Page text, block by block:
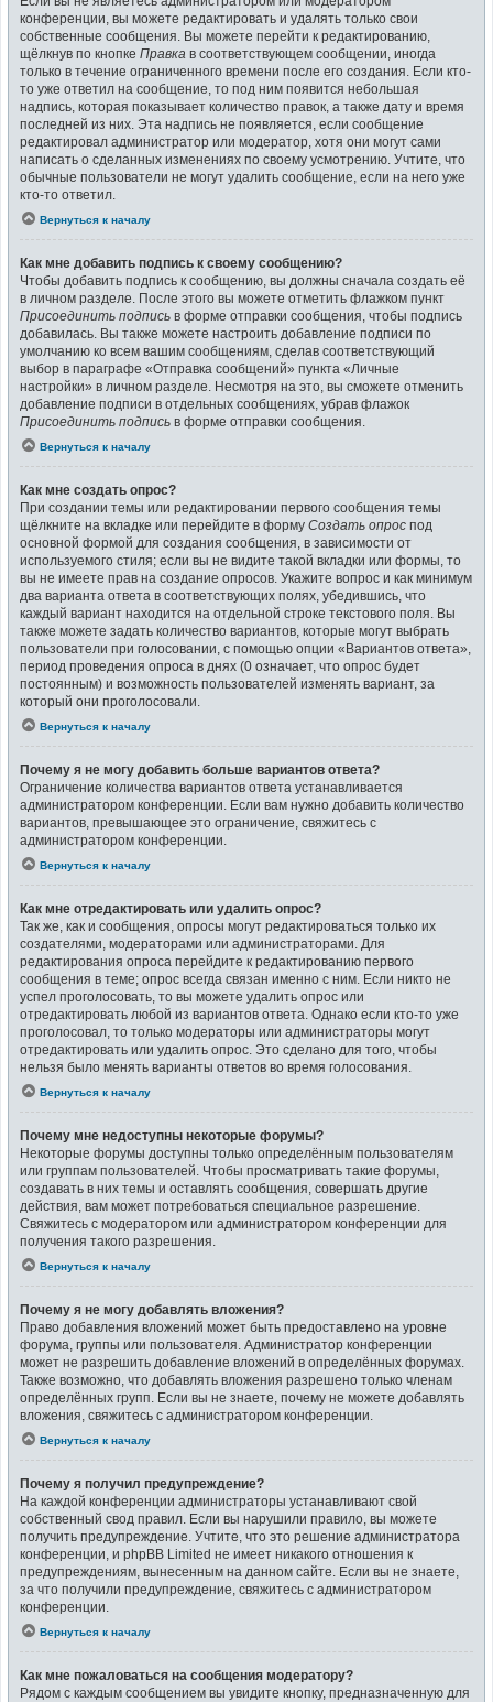
конференции, вы можете редактировать и удалять только свои
собственные сообщения. Вы можете перейти к редактированию,
щёлкнув по кнопке Правка в соответствующем сообщении, иногда
только в течение ограниченного времени после его создания. Если кто-
то уже ответил на сообщение, то под ним появится небольшая
надпись, которая показывает количество правок, а также дату и время
последней из них. Эта надпись не появляется, если сообщение
редактировал администратор или модератор, хотя они могут сами
написать о сделанных изменениях по своему усмотрению. Учтите, что
обычные пользователи не могут удалить сообщение, если на него уже
кто-то ответил.
Вернуться к началу
Как мне добавить подпись к своему сообщению?
Чтобы добавить подпись к сообщению, вы должны сначала создать её
в личном разделе. После этого вы можете отметить флажком пункт
Присоединить подпись в форме отправки сообщения, чтобы подпись
добавилась. Вы также можете настроить добавление подписи по
умолчанию ко всем вашим сообщениям, сделав соответствующий
выбор в параграфе «Отправка сообщений» пункта «Личные
настройки» в личном разделе. Несмотря на это, вы сможете отменить
добавление подписи в отдельных сообщениях, убрав флажок
Присоединить подпись в форме отправки сообщения.
Вернуться к началу
Как мне создать опрос?
При создании темы или редактировании первого сообщения темы
щёлкните на вкладке или перейдите в форму Создать опрос под
основной формой для создания сообщения, в зависимости от
используемого стиля; если вы не видите такой вкладки или формы, то
вы не имеете прав на создание опросов. Укажите вопрос и как минимум
два варианта ответа в соответствующих полях, убедившись, что
каждый вариант находится на отдельной строке текстового поля. Вы
также можете задать количество вариантов, которые могут выбрать
пользователи при голосовании, с помощью опции «Вариантов ответа»,
период проведения опроса в днях (0 означает, что опрос будет
постоянным) и возможность пользователей изменять вариант, за
который они проголосовали.
Вернуться к началу
Почему я не могу добавить больше вариантов ответа?
Ограничение количества вариантов ответа устанавливается
администратором конференции. Если вам нужно добавить количество
вариантов, превышающее это ограничение, свяжитесь с
администратором конференции.
Вернуться к началу
Как мне отредактировать или удалить опрос?
Так же, как и сообщения, опросы могут редактироваться только их
создателями, модераторами или администраторами. Для
редактирования опроса перейдите к редактированию первого
сообщения в теме; опрос всегда связан именно с ним. Если никто не
успел проголосовать, то вы можете удалить опрос или
отредактировать любой из вариантов ответа. Однако если кто-то уже
проголосовал, то только модераторы или администраторы могут
отредактировать или удалить опрос. Это сделано для того, чтобы
нельзя было менять варианты ответов во время голосования.
Вернуться к началу
Почему мне недоступны некоторые форумы?
Некоторые форумы доступны только определённым пользователям
или группам пользователей. Чтобы просматривать такие форумы,
создавать в них темы и оставлять сообщения, совершать другие
действия, вам может потребоваться специальное разрешение.
Свяжитесь с модератором или администратором конференции для
получения такого разрешения.
Вернуться к началу
Почему я не могу добавлять вложения?
Право добавления вложений может быть предоставлено на уровне
форума, группы или пользователя. Администратор конференции
может не разрешить добавление вложений в определённых форумах.
Также возможно, что добавлять вложения разрешено только членам
определённых групп. Если вы не знаете, почему не можете добавлять
вложения, свяжитесь с администратором конференции.
Вернуться к началу
Почему я получил предупреждение?
На каждой конференции администраторы устанавливают свой
собственный свод правил. Если вы нарушили правило, вы можете
получить предупреждение. Учтите, что это решение администратора
конференции, и phpBB Limited не имеет никакого отношения к
предупреждениям, вынесенным на данном сайте. Если вы не знаете,
за что получили предупреждение, свяжитесь с администратором
конференции.
Вернуться к началу
Как мне пожаловаться на сообщения модератору?
Рядом с каждым сообщением вы увидите кнопку, предназначенную для